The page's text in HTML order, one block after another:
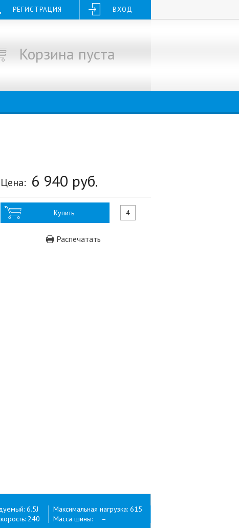
РЕГИСТРАЦИЯ ВХОД
Корзина пуста
Цена: 6 940 руб.
Купить
Распечатать
6.5J
240
Максимальная нагрузка: 615
Масса шины: –